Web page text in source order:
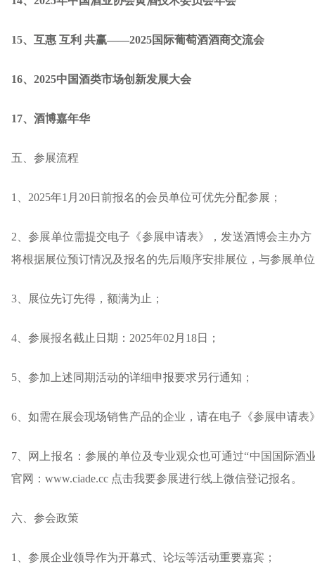
15、互惠 互利 共赢——2025国际葡萄酒酒商交流会
16、2025中国酒类市场创新发展大会
17、酒博嘉年华
五、参展流程
1、2025年1月20日前报名的会员单位可优先分配参展；
2、参展单位需提交电子《参展申请表》，发送酒博会主办
将根据展位预订情况及报名的先后顺序安排展位，与参展单
3、展位先订先得，额满为止；
4、参展报名截止日期：2025年02月18日；
5、参加上述同期活动的详细申报要求另行通知；
6、如需在展会现场销售产品的企业，请在电子《参展申请
7、网上报名：参展的单位及专业观众也可通过“中国国际酒
官网：www.ciade.cc 点击我要参展进行线上微信登记报名。
六、参会政策
1、参展企业领导作为开幕式、论坛等活动重要嘉宾；